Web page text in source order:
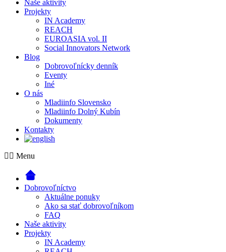
Naše aktivity
Projekty
IN Academy
REACH
EUROASIA vol. II
Social Innovators Network
Blog
Dobrovoľnícky denník
Eventy
Iné
O nás
Mladiinfo Slovensko
Mladiinfo Dolný Kubín
Dokumenty
Kontakty
Menu
Dobrovoľníctvo
Aktuálne ponuky
Ako sa stať dobrovoľníkom
FAQ
Naše aktivity
Projekty
IN Academy